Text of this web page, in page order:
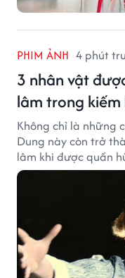
PHIM ẢNH 4 phút
3 nhân vật
lâm trong
Không chỉ là những
Dung này còn trở
lâm khi được quần
chủ.